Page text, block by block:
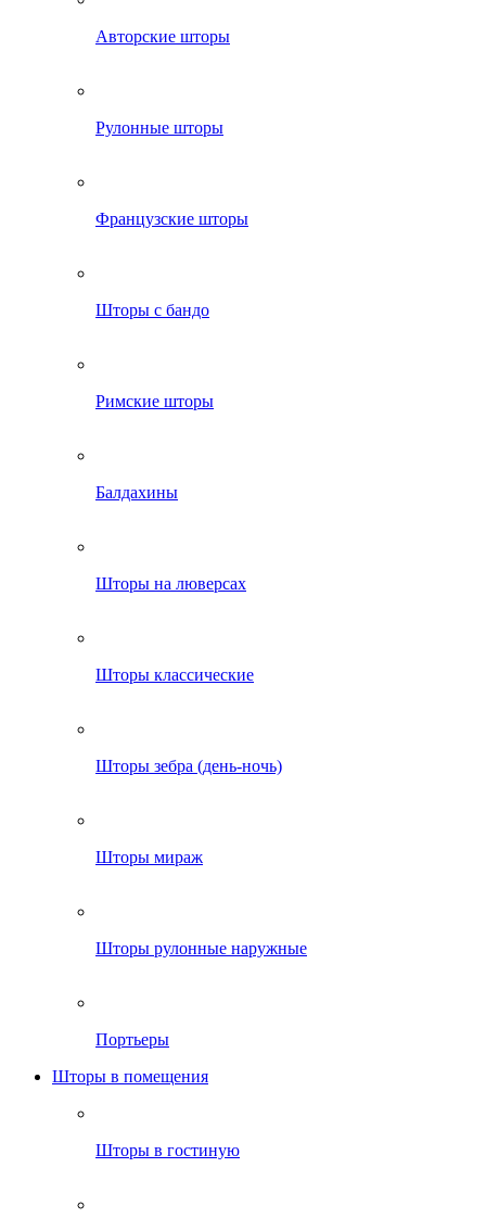
Авторские шторы
Рулонные шторы
Французские шторы
Шторы с бандо
Римские шторы
Балдахины
Шторы на люверсах
Шторы классические
Шторы зебра (день-ночь)
Шторы мираж
Шторы рулонные наружные
Портьеры
Шторы в помещения
Шторы в гостиную